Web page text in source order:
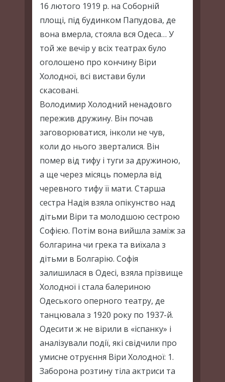
16 лютого 1919 р. на Соборній
площі, під будинком Папудова, де
вона вмерла, стояла вся Одеса… У
той же вечір у всіх театрах було
оголошено про кончину Віри
Холодної, всі вистави були
скасовані.
Володимир Холодний ненадовго
пережив дружину. Він почав
заговорюватися, інколи не чув,
коли до нього зверталися. Він
помер від тифу і туги за дружиною,
а ще через місяць померла від
черевного тифу її мати. Старша
сестра Надія взяла опікунство над
дітьми Віри та молодшою сестрою
Софією. Потім вона вийшла заміж за
болгарина чи грека та виїхала з
дітьми в Болгарію. Софія
залишилася в Одесі, взяла прізвище
Холодної і стала балериною
Одеського оперного театру, де
танцювала з 1920 року по 1937-й.
Одесити ж не вірили в «іспанку» і
аналізували події, які свідчили про
умисне отруєння Віри Холодної: 1.
Заборона розтину тіла актриси та